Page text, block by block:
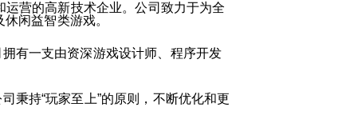
营的高新技术企业。公司致力于为全
闲益智类游戏。
有一支由资深游戏设计师、程序开发
秉持“玩家至上”的原则，不断优化和更